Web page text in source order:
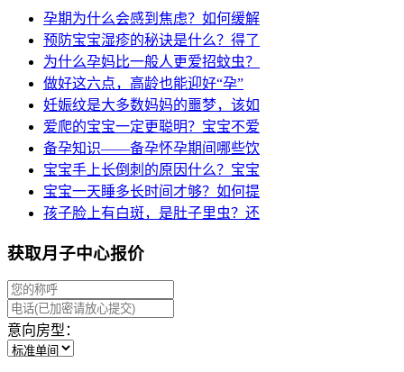
孕期为什么会感到焦虑？如何缓解
预防宝宝湿疹的秘诀是什么？得了
为什么孕妈比一般人更爱招蚊虫？
做好这六点，高龄也能迎好“孕”
妊娠纹是大多数妈妈的噩梦，该如
爱爬的宝宝一定更聪明？宝宝不爱
备孕知识——备孕怀孕期间哪些饮
宝宝手上长倒刺的原因什么？宝宝
宝宝一天睡多长时间才够？如何提
孩子脸上有白斑，是肚子里虫？还
获取月子中心报价
意向房型：